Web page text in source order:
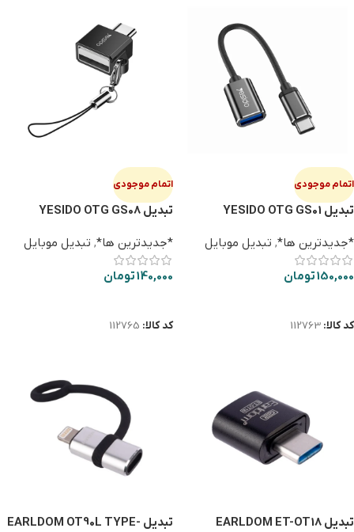
اتمام موجودی
تبدیل YESIDO OTG GS01
*جدیدترین ها*, تبدیل موبایل
150,000تومان
کد کالا: 112763
اتمام موجودی
تبدیل YESIDO OTG GS08
*جدیدترین ها*, تبدیل موبایل
140,000تومان
کد کالا: 112765
تبدیل EARLDOM ET-OT18
تبدیل EARLDOM OT90L TYPE-